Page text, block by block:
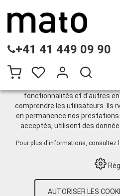
+41 41 449 09 90
Pneumatique
HOME
TECHNIQUE
GRAISSE
PNEUMATO-FILL-25-D POUR
GRIASSE DE 25 KG, Ø 300-335
CE SITE UTILISE
Nous utilisons différents
certains sont nécessaires au
fonctionnalités et d'autres
comprendre les utilisateurs. Ils
en permanence nos
acceptés, utilisent des
Pour plus d'informations, consultez
AUTORISER LES